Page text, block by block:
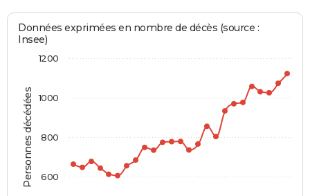
Personnes décédées
Données exprimées en nombre de décès (source :
Insee)
600
800
1000
1200